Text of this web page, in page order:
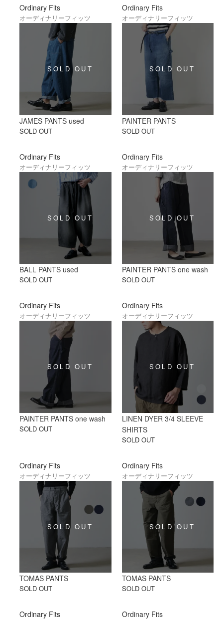
Ordinary Fits
オーディナリーフィッツ
JAMES PANTS used
SOLD OUT
Ordinary Fits
オーディナリーフィッツ
PAINTER PANTS
SOLD OUT
Ordinary Fits
オーディナリーフィッツ
BALL PANTS used
SOLD OUT
Ordinary Fits
オーディナリーフィッツ
PAINTER PANTS one wash
SOLD OUT
Ordinary Fits
オーディナリーフィッツ
PAINTER PANTS one wash
SOLD OUT
Ordinary Fits
オーディナリーフィッツ
LINEN DYER 3/4 SLEEVE
SHIRTS
SOLD OUT
Ordinary Fits
オーディナリーフィッツ
TOMAS PANTS
SOLD OUT
Ordinary Fits
オーディナリーフィッツ
TOMAS PANTS
SOLD OUT
Ordinary Fits Ordinary Fits